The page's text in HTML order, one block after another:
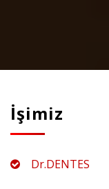
İşimiz
Dr.DENTES